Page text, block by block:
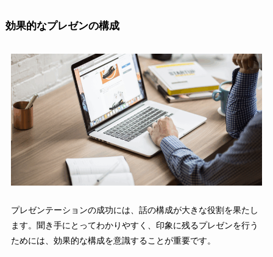
効果的なプレゼンの構成
プレゼンテーションの成功には、話の構成が大きな役割を果たし
ます。聞き手にとってわかりやすく、印象に残るプレゼンを行う
ためには、効果的な構成を意識することが重要です。